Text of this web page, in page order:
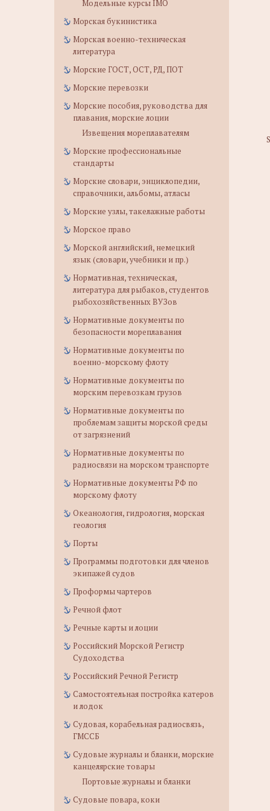
Модельные курсы IMO
Морская букинистика
Морская военно-техническая
литература
Морские ГОСТ, ОСТ, РД, ПОТ
Морские перевозки
Морские пособия, руководства для
плавания, морские лоции
Извещения мореплавателям
Морские профессиональные
стандарты
Морские словари, энциклопедии,
справочники, альбомы, атласы
Морские узлы, такелажные работы
Морское право
Морской английский, немецкий
язык (словари, учебники и пр.)
Нормативная, техническая,
литература для рыбаков, студентов
рыбохозяйственных ВУЗов
Нормативные документы по
безопасности мореплавания
Нормативные документы по
военно-морскому флоту
Нормативные документы по
морским перевозкам грузов
Нормативные документы по
проблемам защиты морской среды
от загрязнений
Нормативные документы по
радиосвязи на морском транспорте
Нормативные документы РФ по
морскому флоту
Океанология, гидрология, морская
геология
Порты
Программы подготовки для членов
экипажей судов
Проформы чартеров
Речной флот
Речные карты и лоции
Российский Морской Регистр
Судоходства
Российский Речной Регистр
Самостоятельная постройка катеров
и лодок
Судовая, корабельная радиосвязь,
ГМССБ
Судовые журналы и бланки, морские
канцелярские товары
Портовые журналы и бланки
Судовые повара, коки